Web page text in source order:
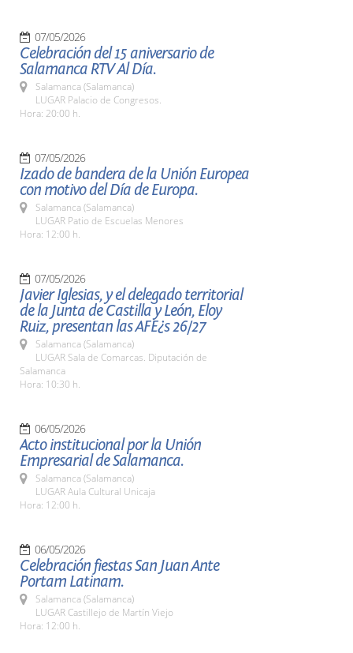
07/05/2026
Celebración del 15 aniversario de
Salamanca RTV Al Día.
Salamanca (Salamanca)
LUGAR Palacio de Congresos.
Hora: 20:00 h.
07/05/2026
Izado de bandera de la Unión Europea
con motivo del Día de Europa.
Salamanca (Salamanca)
LUGAR Patio de Escuelas Menores
Hora: 12:00 h.
07/05/2026
Javier Iglesias, y el delegado territorial
de la Junta de Castilla y León, Eloy
Ruiz, presentan las AFE¿s 26/27
Salamanca (Salamanca)
LUGAR Sala de Comarcas. Diputación de
Salamanca
Hora: 10:30 h.
06/05/2026
Acto institucional por la Unión
Empresarial de Salamanca.
Salamanca (Salamanca)
LUGAR Aula Cultural Unicaja
Hora: 12:00 h.
06/05/2026
Celebración fiestas San Juan Ante
Portam Latinam.
Salamanca (Salamanca)
LUGAR Castillejo de Martín Viejo
Hora: 12:00 h.